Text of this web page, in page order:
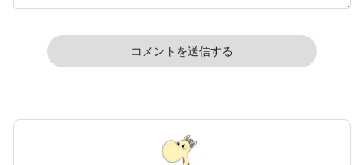
コメントを送信する